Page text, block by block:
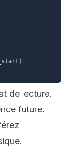
)
de lecture.
future.